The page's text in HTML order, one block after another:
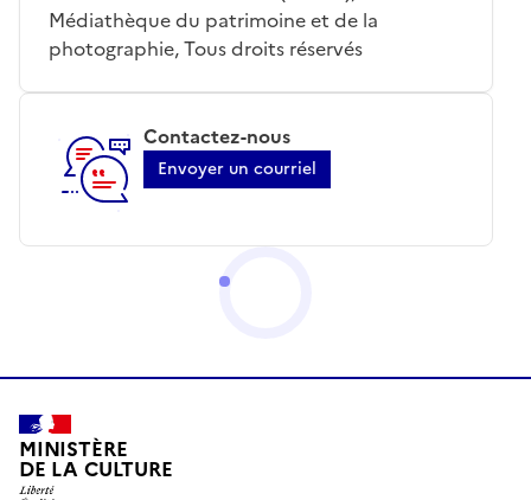
Médiathèque du patrimoine et de la
photographie, Tous droits réservés
Contactez-nous
Envoyer un courriel
MINISTÈRE
DE LA CULTURE